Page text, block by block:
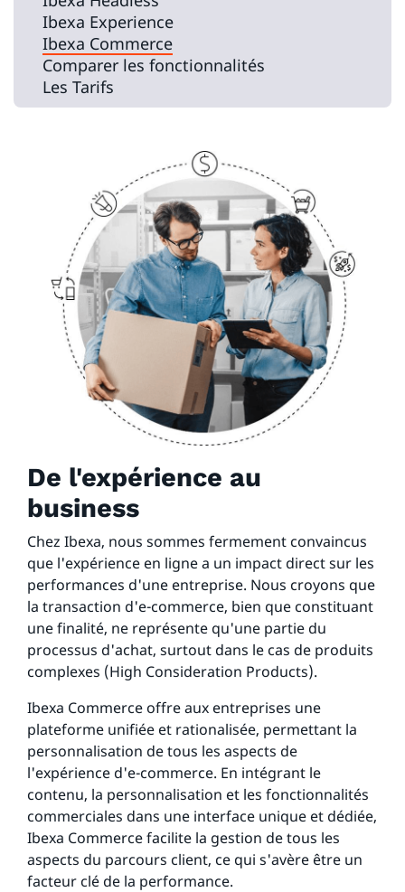
Ibexa Experience
Ibexa Commerce
Comparer les fonctionnalités
Les Tarifs
De l'expérience au
business
Chez Ibexa, nous sommes fermement convaincus
que l'expérience en ligne a un impact direct sur les
performances d'une entreprise. Nous croyons que
la transaction d'e-commerce, bien que constituant
une finalité, ne représente qu'une partie du
processus d'achat, surtout dans le cas de produits
complexes (High Consideration Products).
Ibexa Commerce offre aux entreprises une
plateforme unifiée et rationalisée, permettant la
personnalisation de tous les aspects de
l'expérience d'e-commerce. En intégrant le
contenu, la personnalisation et les fonctionnalités
commerciales dans une interface unique et dédiée,
Ibexa Commerce facilite la gestion de tous les
aspects du parcours client, ce qui s'avère être un
facteur clé de la performance.